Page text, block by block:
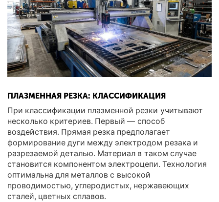
ПЛАЗМЕННАЯ РЕЗКА: КЛАССИФИКАЦИЯ
При классификации плазменной резки учитывают
несколько критериев. Первый — способ
воздействия. Прямая резка предполагает
формирование дуги между электродом резака и
разрезаемой деталью. Материал в таком случае
становится компонентом электроцепи. Технология
оптимальна для металлов с высокой
проводимостью, углеродистых, нержавеющих
сталей, цветных сплавов.